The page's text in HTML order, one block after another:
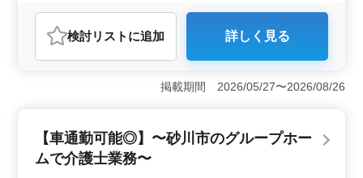
おすすめポイント
＜経験者優遇・宿舎完備＞ 北海道美唄市で、土木施工
管理経験者を積極的に募集しています。50代から60代の
職場で働けます。一般土木工事の施工管理業務を担当
地元での勤務を支援しています。 ＜働きやすさ＞
美唄駅からのアクセスが便利で、車通勤も可能です。勤
務時間は季節によって異なりますが、3月から12月は7時
検討リスト に追加 詳しく見る
掲載期間 2026/05/27〜2026/08/26
【車通勤可能◎】〜砂川市のグループホー
ムで介護士業務〜